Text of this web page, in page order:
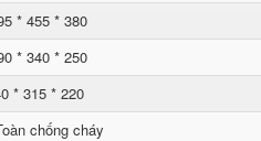
* 455 * 380
* 340 * 250
* 315 * 220
chống cháy